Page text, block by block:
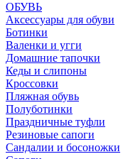
ОБУВЬ
Аксессуары для обуви
Ботинки
Валенки и угги
Домашние тапочки
Кеды и слипоны
Кроссовки
Пляжная обувь
Полуботинки
Праздничные туфли
Резиновые сапоги
Сандалии и босоножки